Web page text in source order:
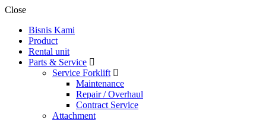
Close
Bisnis Kami
Product
Rental unit
Parts & Service
Service Forklift
Maintenance
Repair / Overhaul
Contract Service
Attachment